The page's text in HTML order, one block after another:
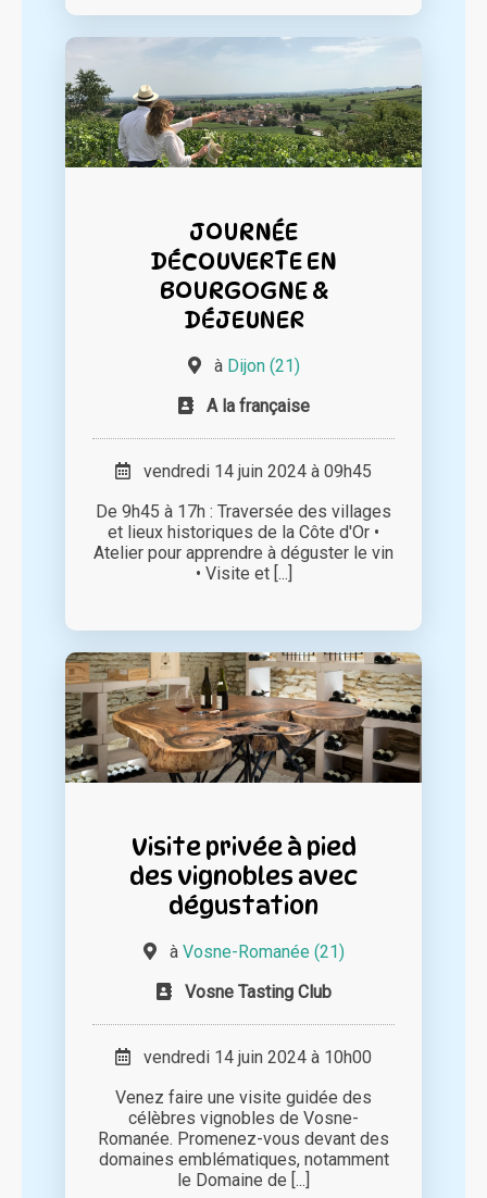
JOURNÉE
DÉCOUVERTE EN
BOURGOGNE &
DÉJEUNER
à Dijon (21)
A la française
vendredi 14 juin 2024 à 09h45
De 9h45 à 17h : Traversée des villages
et lieux historiques de la Côte d'Or •
Atelier pour apprendre à déguster le vin
• Visite et [...]
Visite privée à pied
des vignobles avec
dégustation
à Vosne-Romanée (21)
Vosne Tasting Club
vendredi 14 juin 2024 à 10h00
Venez faire une visite guidée des
célèbres vignobles de Vosne-
Romanée. Promenez-vous devant des
domaines emblématiques, notamment
le Domaine de [...]